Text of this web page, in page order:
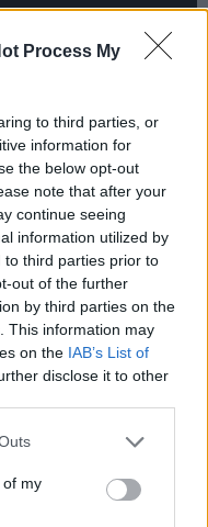
Process My
to third parties, or
information for
the below opt-out
note that after your
continue seeing
information utilized by
to third parties prior to
out of the further
by third parties on the
This information may
on the IAB’s List of
disclose it to other
of my
sen suoraan
sen suoraan